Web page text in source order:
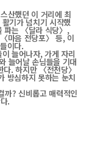
산했던 이 거리에 최
기가 넘치기 시작했
파는 〈달라 식당〉,
마음 전당포〉 등, 이
이다.
늘어나자, 가게 자리
늘어날 손님들을 기대
. 하지만 〈전천당〉
방심하지 못하는 눈치
까? 신비롭고 매력적인
.